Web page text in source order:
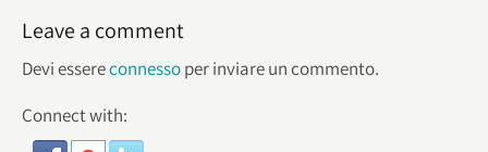
Leave a comment
Devi essereconnessoper inviare un commento.
Connect with: